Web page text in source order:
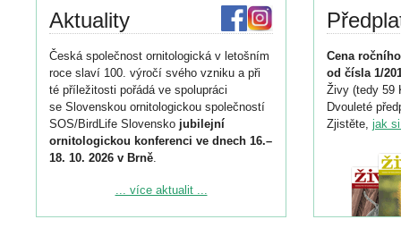
Aktuality
Česká společnost ornitologická v letošním
roce slaví 100. výročí svého vzniku a při
té příležitosti pořádá ve spolupráci
se Slovenskou ornitologickou společností
SOS/BirdLife Slovensko jubilejní
ornitologickou konferenci ve dnech 16.–
18. 10. 2026 v Brně.
Podrobnější informace ke konferenci
... více aktualit ...
Cena
od čísla 1/
Živy (tedy 59
Dvouleté
Zjistěte, jak